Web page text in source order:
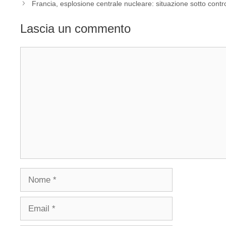
Francia, esplosione centrale nucleare: situazione sotto
Lascia un commento
Nome
Email